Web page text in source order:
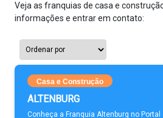
Veja as franquias de casa e
informações e entrar em contato:
Casa e Construção
ALTENBURG
Conheça a Franquia Altenburg no